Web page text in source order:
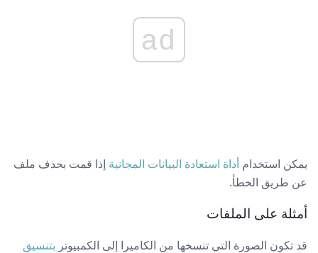
ad
يمكن استخدام أداة استعادة البيانات المجانية إذا قمت بحذف ملف
عن طريق الخطأ.
أمثلة على الملفات
قد تكون الصورة التي تنسخها من الكاميرا إلى الكمبيوتر بتنسيق